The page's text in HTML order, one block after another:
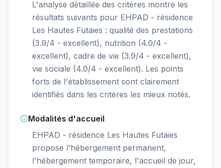
L'analyse détaillée des critères montre les
résultats suivants pour EHPAD - résidence
Les Hautes Futaies : qualité des prestations
(3.9/4 - excellent), nutrition (4.0/4 -
excellent), cadre de vie (3.9/4 - excellent),
vie sociale (4.0/4 - excellent). Les points
forts de l'établissement sont clairement
identifiés dans les critères les mieux notés.
Modalités d'accueil
EHPAD - résidence Les Hautes Futaies
propose l'hébergement permanent,
l'hébergement temporaire, l'accueil de jour,